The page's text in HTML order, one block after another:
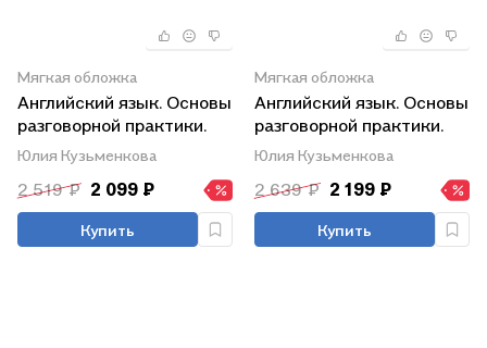
Мягкая обложка
Английский язык. Основы
разговорной практики.
Книга для
преподавателя. Учебник
для вузов
Юлия Кузьменкова
2 519 ₽ 2 099 ₽
Купить
Мягкая обложка
Английский язык. Основы
разговорной практики.
Книга для
преподавателя. Учебник
для СПО
Юлия Кузьменкова
2 639 ₽ 2 199 ₽
Купить